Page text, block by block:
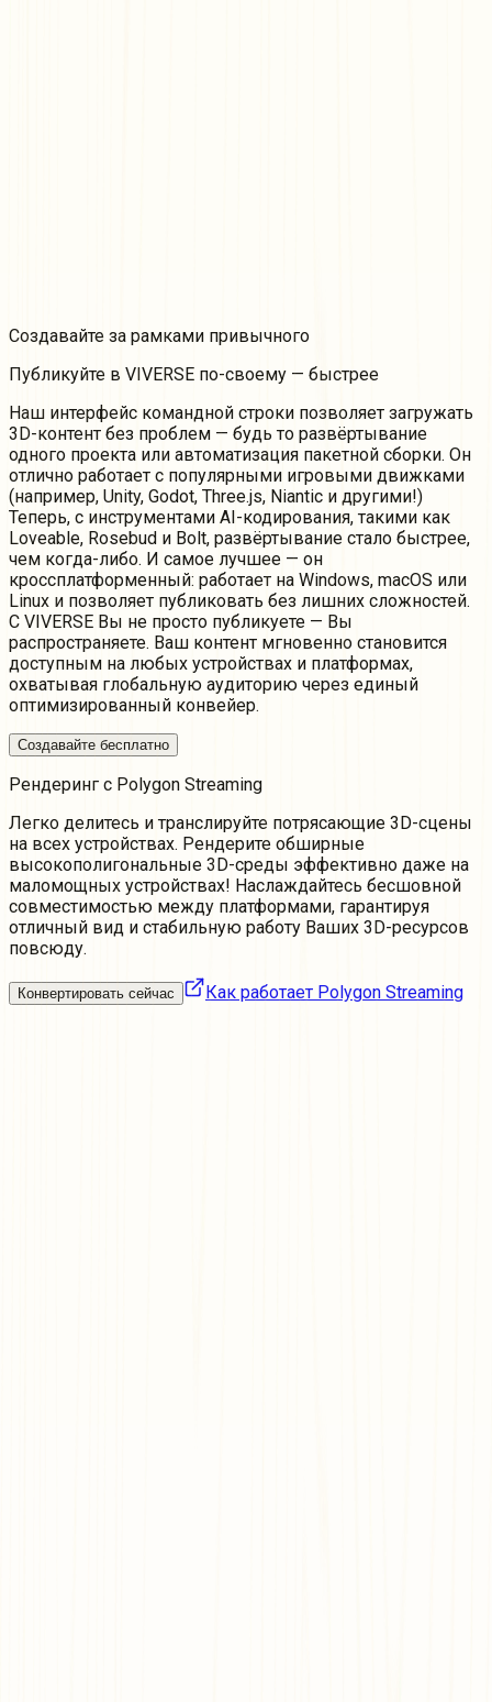
Создавайте за рамками привычного
Публикуйте в VIVERSE по-своему — быстрее
Наш интерфейс командной строки позволяет загружать
3D-контент без проблем — будь то развёртывание
одного проекта или автоматизация пакетной сборки. Он
отлично работает с популярными игровыми движками
(например, Unity, Godot, Three.js, Niantic и другими!)
Теперь, с инструментами AI-кодирования, такими как
Loveable, Rosebud и Bolt, развёртывание стало быстрее,
чем когда-либо. И самое лучшее — он
кроссплатформенный: работает на Windows, macOS или
Linux и позволяет публиковать без лишних сложностей.
С VIVERSE Вы не просто публикуете — Вы
распространяете. Ваш контент мгновенно становится
доступным на любых устройствах и платформах,
охватывая глобальную аудиторию через единый
оптимизированный конвейер.
Создавайте бесплатно
Рендеринг с Polygon Streaming
Легко делитесь и транслируйте потрясающие 3D-сцены
на всех устройствах. Рендерите обширные
высокополигональные 3D-среды эффективно даже на
маломощных устройствах! Наслаждайтесь бесшовной
совместимостью между платформами, гарантируя
отличный вид и стабильную работу Ваших 3D-ресурсов
повсюду.
Конвертировать сейчас Как работает Polygon Streaming